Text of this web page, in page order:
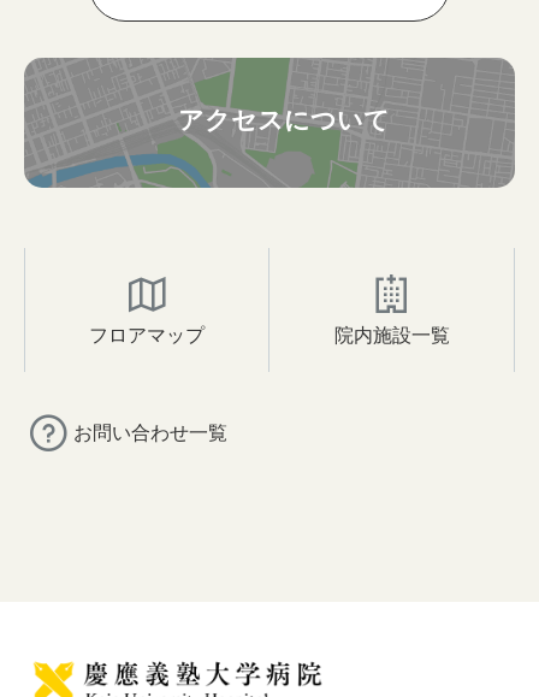
アクセスについて
フロアマップ 院内施設一覧
お問い合わせ一覧